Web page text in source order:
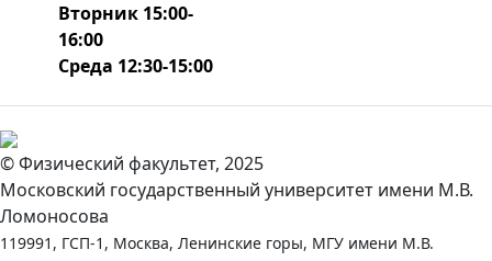
Вторник 15:00-
16:00
Среда 12:30-15:00
© Физический факультет, 2025
Московский государственный университет имени М.В.
Ломоносова
119991, ГСП-1, Москва, Ленинские горы, МГУ имени М.В.